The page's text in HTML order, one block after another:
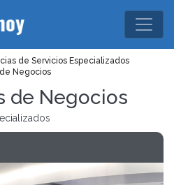
de Servicios Especializados
Negocios
de Negocios